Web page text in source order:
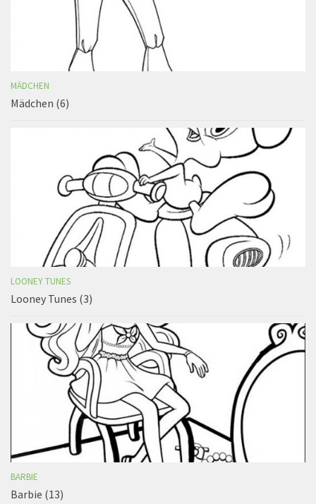
MÄDCHEN
Mädchen (6)
LOONEY TUNES
Looney Tunes (3)
BARBIE
Barbie (13)